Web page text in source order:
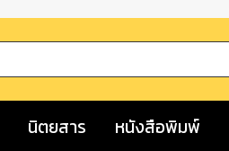
นิตยสาร หนังสือพิมพ์